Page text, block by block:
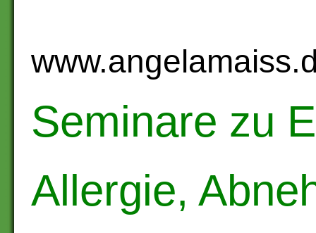
Seminare zu
Allergie,